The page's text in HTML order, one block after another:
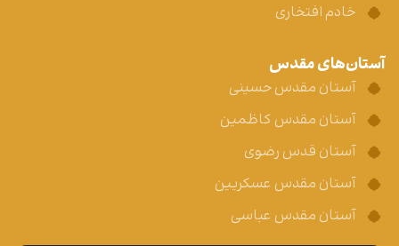
خادم افتخاری
آستان‌های مقدس
آستان مقدس حسینی
آستان مقدس کاظمین
آستان قدس رضوی
آستان مقدس عسکریین
آستان مقدس عباسی